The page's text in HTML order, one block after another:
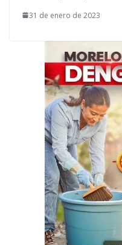
31 de enero de 2023